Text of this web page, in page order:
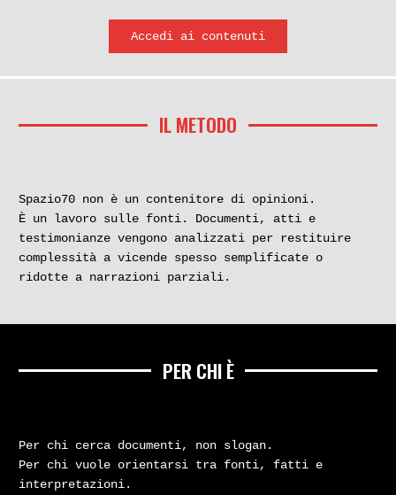
Accedi ai contenuti
IL METODO
Spazio70 non è un contenitore di opinioni.
È un lavoro sulle fonti. Documenti, atti e
testimonianze vengono analizzati per restituire
complessità a vicende spesso semplificate o
ridotte a narrazioni parziali.
PER CHI È
Per chi cerca documenti, non slogan.
Per chi vuole orientarsi tra fonti, fatti e
interpretazioni.